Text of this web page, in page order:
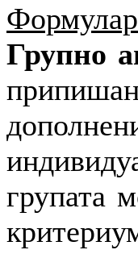
Формулар
Групно
групата